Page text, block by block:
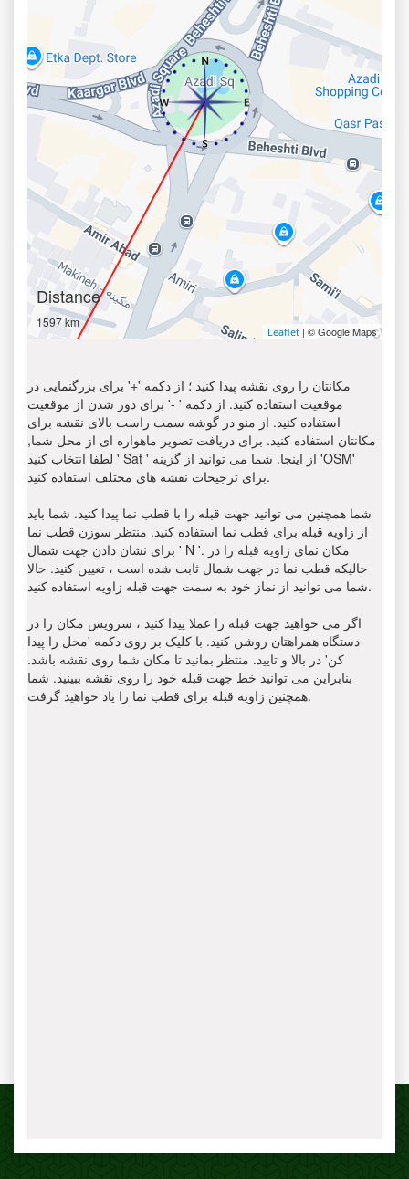
Distance
1597 km
Leaflet | © Google Maps
مکانتان را روی نقشه پیدا کنید ؛ از دکمه '+' برای بزرگنمایی در
موقعیت استفاده کنید. از دکمه ' -' برای دور شدن از موقعیت
استفاده کنید. از منو در گوشه سمت راست بالای نقشه برای
مکانتان استفاده کنید. برای دریافت تصویر ماهواره ای از محل شما,
لطفا انتخاب کنید ' Sat ' از اینجا. شما می توانید از گزینه 'OSM'
برای ترجیحات نقشه های مختلف استفاده کنید.
شما همچنین می توانید جهت قبله را با قطب نما پیدا کنید. شما باید
از زاویه قبله برای قطب نما استفاده کنید. منتظر سوزن قطب نما
برای نشان دادن جهت شمال ' N '. مکان نمای زاویه قبله را در
حالیکه قطب نما در جهت شمال ثابت شده است ، تعیین کنید. حالا
شما می توانید از نماز خود به سمت جهت قبله زاویه استفاده کنید.
اگر می خواهید جهت قبله را عملا پیدا کنید ، سرویس مکان را در
دستگاه همراهتان روشن کنید. با کلیک بر روی دکمه 'محل را پیدا
کن' در بالا و تایید. منتظر بمانید تا مکان شما روی نقشه باشد.
بنابراین می توانید خط جهت قبله خود را روی نقشه ببینید. شما
همچنین زاویه قبله برای قطب نما را یاد خواهید گرفت.